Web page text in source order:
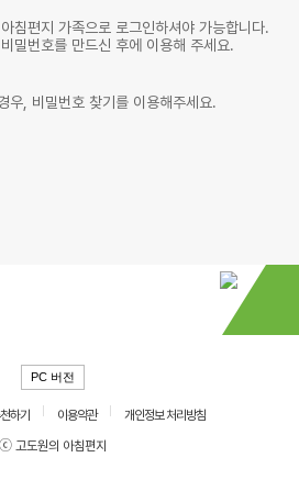
침편지 가족으로 로그인하셔야 가능합니다.
밀번호를 만드신 후에 이용해 주세요.
우, 비밀번호 찾기를 이용해주세요.
PC 버전
하기 이용약관
개인정보 처리방침
ⓒ 고도원의 아침편지